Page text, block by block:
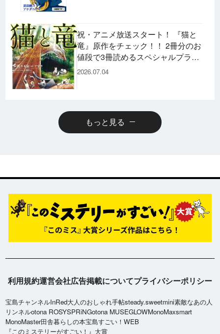
祝・アニメ放送スタート！ 『猫と
竜』原作をチェック！！ 2冊分のお
値段で3冊読めるスペシャルプライ
スパックのコミックスも発売！
2026.07.04
もっと見る
利用規約運営会社広告掲載についてプライバシーポリシー
宝島チャンネルInRed大人のおしゃれ手帖steady.sweetmini素敵なあの人
リンネルotona ROSYSPRiNGotona MUSEGLOWMonoMaxsmart
MonoMaster田舎暮らしの本宝島すごい！WEB
『このミステリーがすごい！』大賞